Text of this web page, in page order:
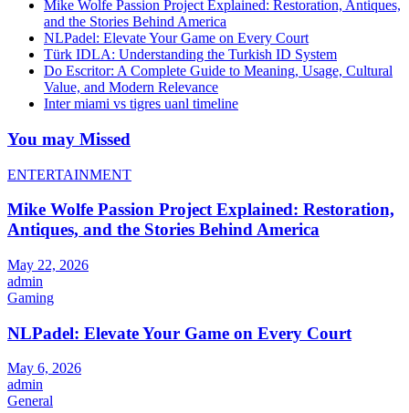
Mike Wolfe Passion Project Explained: Restoration, Antiques,
and the Stories Behind America
NLPadel: Elevate Your Game on Every Court
Türk IDLA: Understanding the Turkish ID System
Do Escritor: A Complete Guide to Meaning, Usage, Cultural
Value, and Modern Relevance
Inter miami vs tigres uanl timeline
You may Missed
ENTERTAINMENT
Mike Wolfe Passion Project Explained: Restoration,
Antiques, and the Stories Behind America
May 22, 2026
admin
Gaming
NLPadel: Elevate Your Game on Every Court
May 6, 2026
admin
General